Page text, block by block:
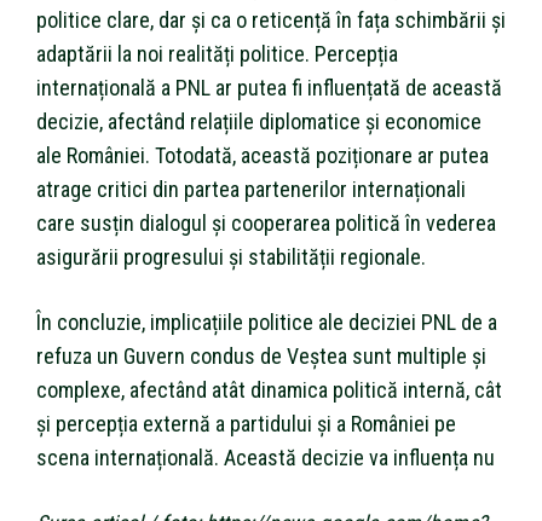
politice clare, dar și ca o reticență în fața schimbării și
adaptării la noi realități politice. Percepția
internațională a PNL ar putea fi influențată de această
decizie, afectând relațiile diplomatice și economice
ale României. Totodată, această poziționare ar putea
atrage critici din partea partenerilor internaționali
care susțin dialogul și cooperarea politică în vederea
asigurării progresului și stabilității regionale.
În concluzie, implicațiile politice ale deciziei PNL de a
refuza un Guvern condus de Veștea sunt multiple și
complexe, afectând atât dinamica politică internă, cât
și percepția externă a partidului și a României pe
scena internațională. Această decizie va influența nu